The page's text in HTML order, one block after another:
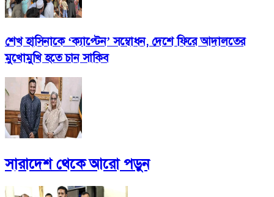
শেখ হাসিনাকে ‘ক্যাপ্টেন’ সম্বোধন, দেশে ফিরে আদালতের
মুখোমুখি হতে চান সাকিব
সারাদেশথেকে আরো পড়ুন